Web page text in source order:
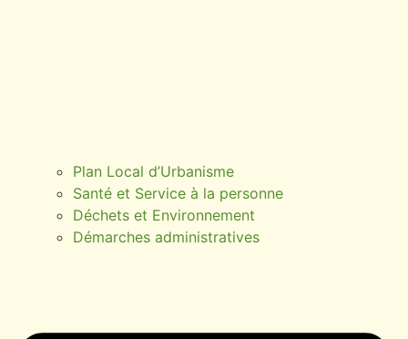
Plan Local d’Urbanisme
Santé et Service à la personne
Déchets et Environnement
Démarches administratives